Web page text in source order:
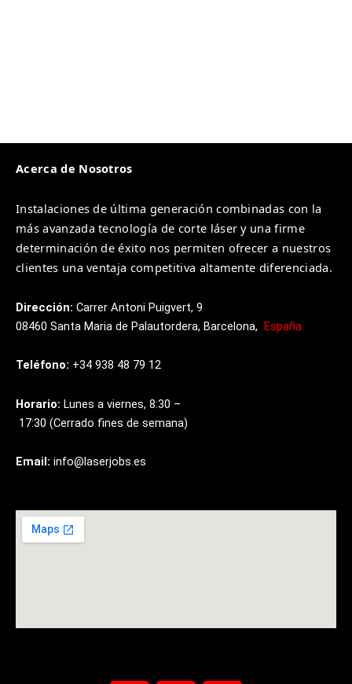
Acerca de Nosotros
Instalaciones de última generación combinadas con la
más avanzada tecnología de corte láser y una firme
determinación de éxito nos permiten ofrecer a nuestros
clientes una ventaja competitiva altamente diferenciada.
Dirección: Carrer Antoni Puigvert, 9
08460 Santa Maria de Palautordera, Barcelona, España
Teléfono: +34 938 48 79 12
Horario: Lunes a viernes, 8:30 –
17:30 (Cerrado fines de semana)
Email: info@laserjobs.es